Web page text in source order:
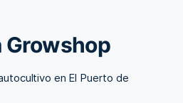
Growshop
en El Puerto de